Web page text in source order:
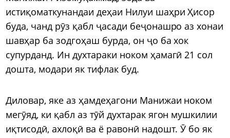
истиқоматкунандаи деҳаи Нилуи шаҳри Ҳисор
буда, чанд рӯз қабл ҷасади беҷонашро аз хонаи
шавҳар ба зодгоҳаш бурда, он ҷо ба хок
супурданд. Ин духтараки ноком ҳамагӣ 21 сол
дошта, модари як тифлак буд.
Диловар, яке аз ҳамдеҳагони Манижаи ноком
мегӯяд, ки қабл аз тӯй духтарак ягон мушкилии
иқтисодӣ, ахлоқӣ ва ё равонӣ надошт. Ӯ бо як